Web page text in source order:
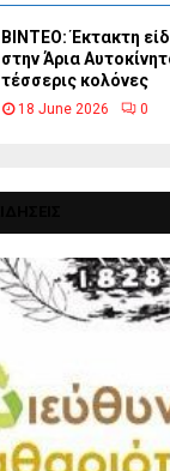
ΒΙΝΤΕΟ: Έκτακτη
στην Άρια
τέσσερις κολόνες
18 June 2026 0